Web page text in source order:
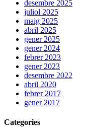
desembre 2025
juliol 2025
maig 2025
abril 2025
gener 2025
gener 2024
febrer 2023
gener 2023
desembre 2022
abril 2020
febrer 2017
gener 2017
Categories